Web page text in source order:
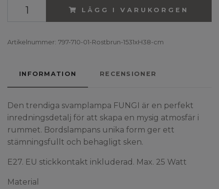
LÄGG I VARUKORGEN
Artikelnummer: 797-710-01-Rostbrun-1531xH38-cm
INFORMATION RECENSIONER
Den trendiga svamplampa FUNGI är en perfekt
inredningsdetalj för att skapa en mysig atmosfär i
rummet. Bordslampans unika form ger ett
stämningsfullt och behagligt sken.
E27. EU stickkontakt inkluderad. Max. 25 Watt
Material